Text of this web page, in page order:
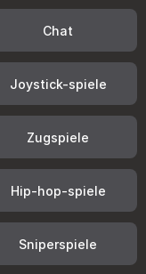
Chat
Joystick-spiele
Zugspiele
Hip-hop-spiele
Sniperspiele